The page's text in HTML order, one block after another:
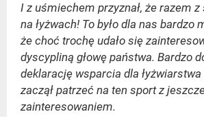
I z uśmiechem przyznał, że razem
na łyżwach! To było dla nas bardzo
że choć trochę udało się
dyscypliną głowę państwa. Bardzo
deklarację wsparcia dla
zaczął patrzeć na ten sport z
zainteresowaniem.